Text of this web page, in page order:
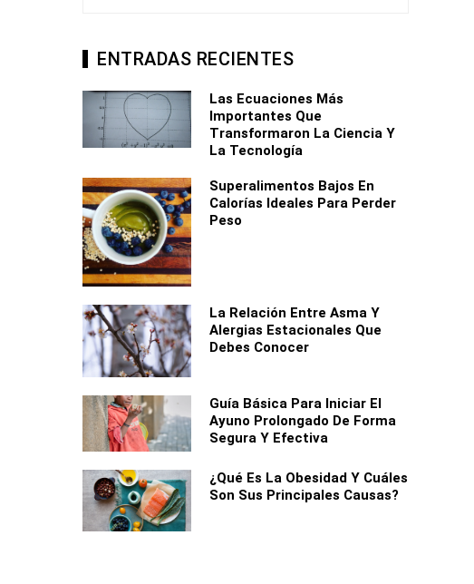
ENTRADAS RECIENTES
Las Ecuaciones Más
Importantes Que
Transformaron La Ciencia Y
La Tecnología
Superalimentos Bajos En
Calorías Ideales Para Perder
Peso
La Relación Entre Asma Y
Alergias Estacionales Que
Debes Conocer
Guía Básica Para Iniciar El
Ayuno Prolongado De Forma
Segura Y Efectiva
¿Qué Es La Obesidad Y Cuáles
Son Sus Principales Causas?